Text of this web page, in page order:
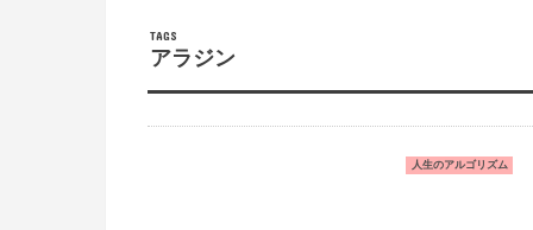
アラジン
人生のアルゴリズム